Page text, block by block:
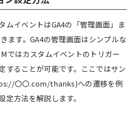
ムイベントはGA4の「管理画面」ま
ます。GA4の管理画面はシンプルな
ではカスタムイベントのトリガー
することが可能です。ここではサン
〇〇.com/thanks)への遷移を例
定方法を解説します。